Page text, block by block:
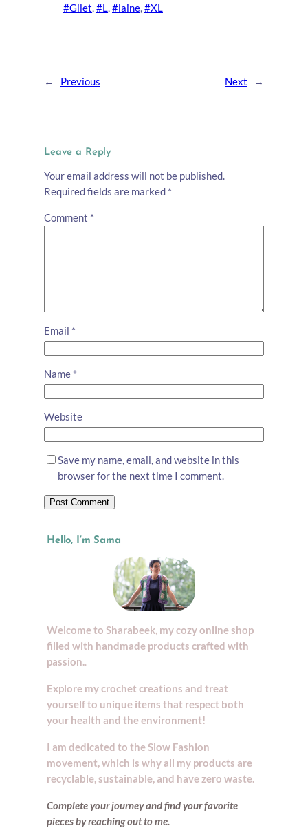
#Gilet #L #laine #XL
← Previous Next →
Leave a Reply
Your email address will not be published.
Required fields are marked *
Comment *
Email *
Name *
Website
Save my name, email, and website in this
browser for the next time I comment.
Hello, I’m Sama
Welcome to Sharabeek, my cozy online shop
filled with handmade products crafted with
passion..
Explore my crochet creations and treat
yourself to unique items that respect both
your health and the environment!
I am dedicated to the Slow Fashion
movement, which is why all my products are
recyclable, sustainable, and have zero waste.
Complete your journey and find yourfavorite
pieces by reaching out to me.